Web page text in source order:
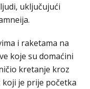
uključujući
i raketama na
koje su domaćini
kretanje kroz
je prije početka